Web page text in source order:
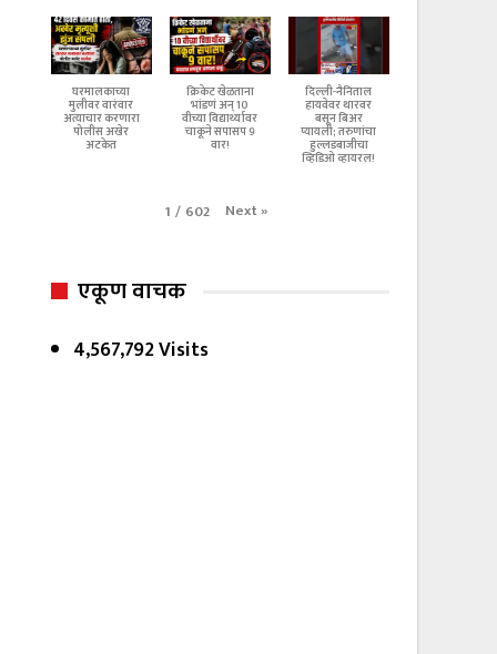
घरमालकाच्या
मुलीवर वारंवार
अत्याचार करणारा
पोलीस अखेर
अटकेत
क्रिकेट खेळताना
भांडणं अन् 10
वीच्या विद्यार्थ्यावर
चाकूने सपासप 9
वार!
दिल्ली-नैनिताल
हायवेवर थारवर
बसून बिअर
प्यायली; तरुणांचा
हुल्लडबाजीचा
व्हिडिओ व्हायरल!
1 / 602 Next»
एकूण वाचक
4,567,792 Visits